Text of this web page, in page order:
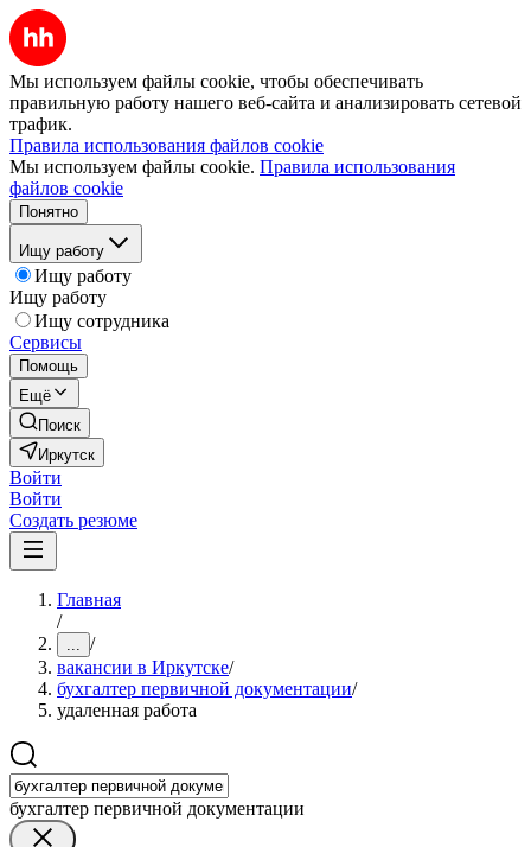
Мы используем файлы cookie, чтобы обеспечивать
правильную работу нашего веб-сайта и анализировать сетевой
трафик.
Правила использования файлов cookie
Мы используем файлы cookie. Правила использования
файлов cookie
Понятно
Ищу работу
Ищу работу
Ищу работу
Ищу сотрудника
Сервисы
Помощь
Ещё
Поиск
Иркутск
Войти
Войти
Создать резюме
Главная
/
... /
вакансии в Иркутске/
бухгалтер первичной документации/
удаленная работа
бухгалтер первичной документации